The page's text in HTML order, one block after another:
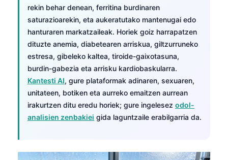
rekin behar denean, ferritina burdinaren
saturazioarekin, eta aukeratutako mantenugai edo
hanturaren markatzaileak. Horiek goiz harrapatzen
dituzte anemia, diabetearen arriskua, giltzurruneko
estresa, gibeleko kaltea, tiroide-gaixotasuna,
burdin-gabezia eta arrisku kardiobaskularra.
Kantesti AI, gure plataformak adinaren, sexuaren,
unitateen, botiken eta aurreko emaitzen aurrean
irakurtzen ditu eredu horiek; gure ingelesez odol-
analisien zenbakiei gida laguntzaile erabilgarria da.